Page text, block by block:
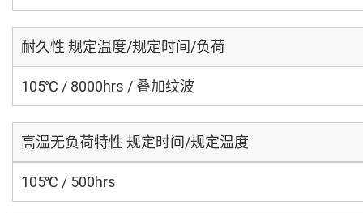
耐久性 规定温度/规定时间/负荷
105℃ / 8000hrs / 叠加纹波
高温无负荷特性 规定时间/规定温度
105℃ / 500hrs